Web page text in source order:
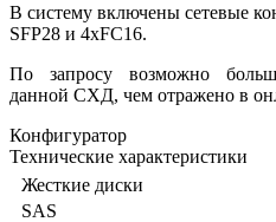
В систему включены сетевые
SFP28 и 4xFC16.
По запросу возможно
данной СХД, чем отражено в
Конфигуратор
Технические характеристики
Жесткие диски
SAS